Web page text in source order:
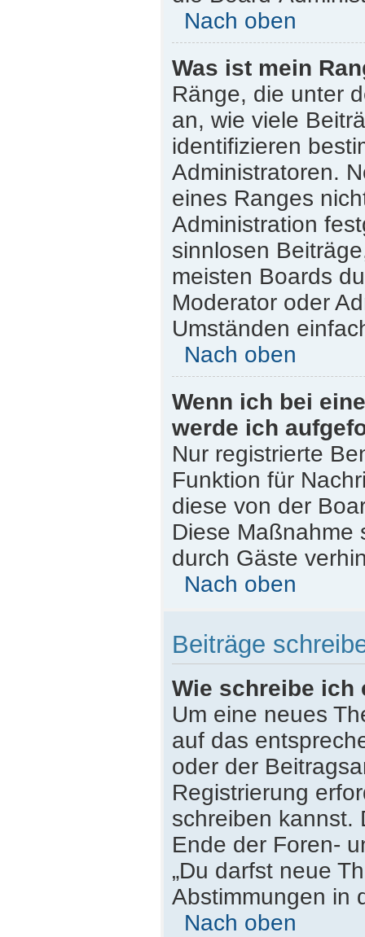
Nach oben
Was ist mein
Ränge, die unter
an, wie viele
identifizieren
Administratoren.
eines Ranges
Administration
sinnlosen
meisten Boards
Moderator oder
Umständen
Nach oben
Wenn ich bei
werde ich
Nur registrierte
Funktion für
diese von der
Diese Maßnahme
durch Gäste
Nach oben
Beiträge
Wie schreibe ich
Um eine neues
auf das
oder der
Registrierung
schreiben kannst.
Ende der Foren-
„Du darfst neue
Abstimmungen in
Nach oben